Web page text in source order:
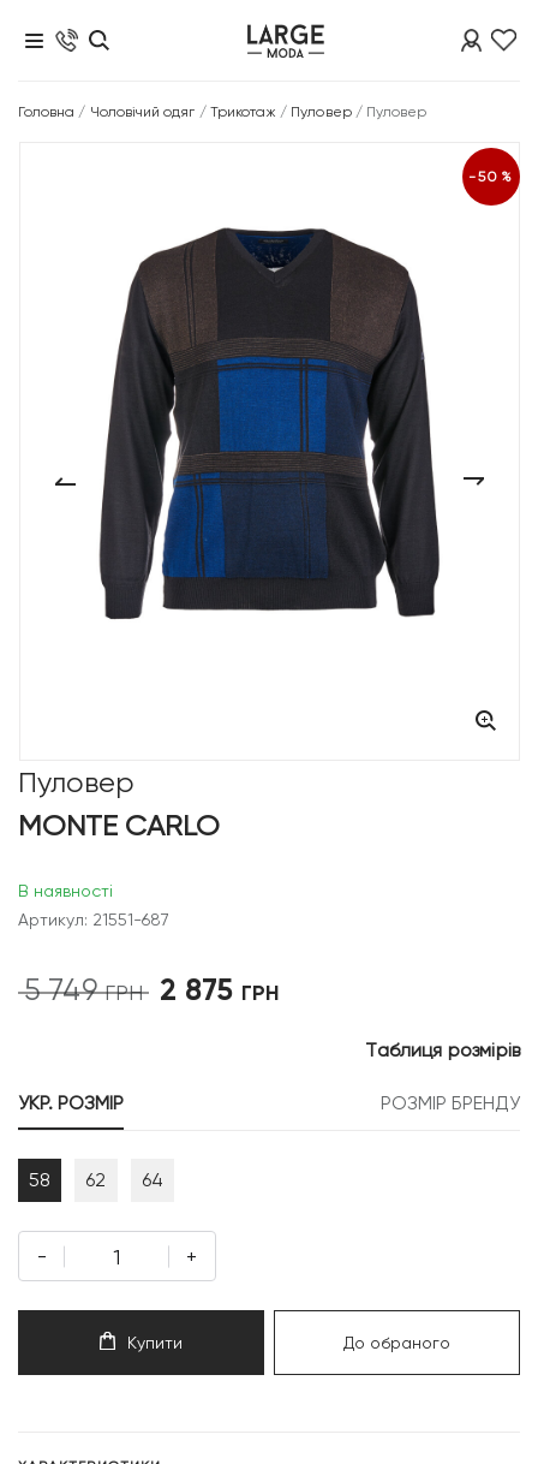
Головна / Чоловічий одяг / Трикотаж / Пуловер/ Пуловер
-50%
Пуловер
MONTE CARLO
В наявності
Артикул: 21551-687
5 749ГРН
Оригінальна
2 875 ГРН
УКР. РОЗМІР
РОЗМІР БРЕНДУ
Таблиця розмірів
58 62 64
- +
Купити До обраного